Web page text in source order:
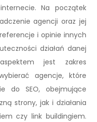
Na początek
agencji oraz jej
i opinie innych
działań danej
jest zakres
agencje, które
do SEO, obejmujące
strony, jak i działania
czy link buildingiem.